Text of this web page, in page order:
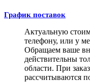
График поставок
Актуальную
телефону, или у
Обращаем ваше
действительны
области. При
рассчитываются